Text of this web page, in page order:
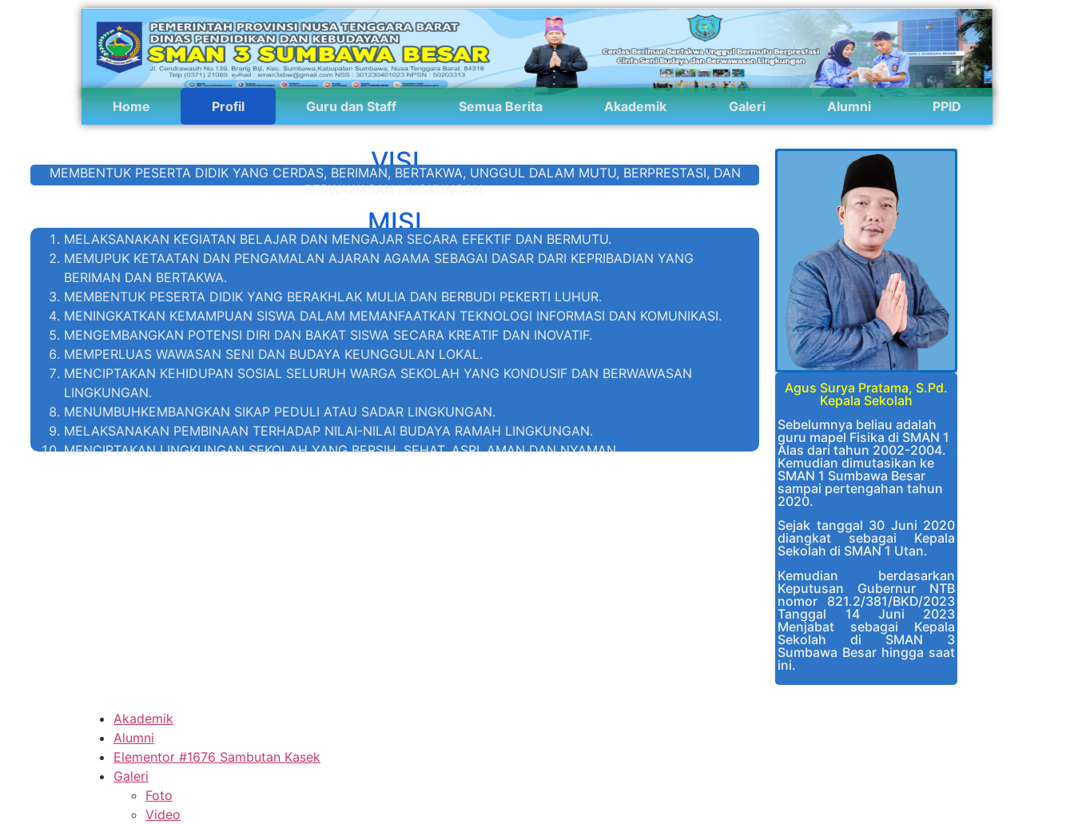
Home Profil Guru dan Staff Semua Berita Akademik Galeri Alumni PPID
Agus Surya Pratama, S.Pd.
Kepala Sekolah
Sebelumnya beliau adalah
guru mapel Fisika di SMAN 1
Alas dari tahun 2002-2004.
Kemudian dimutasikan ke
SMAN 1 Sumbawa Besar
sampai pertengahan tahun
2020.
Sejak tanggal 30 Juni 2020
diangkat sebagai Kepala
Sekolah di SMAN 1 Utan.
Kemudian berdasarkan
Keputusan Gubernur NTB
nomor 821.2/381/BKD/2023
Tanggal 14 Juni 2023
Menjabat sebagai Kepala
Sekolah di SMAN 3
Sumbawa Besar hingga saat
ini.
VISI
MEMBENTUK PESERTA DIDIK YANG CERDAS, BERIMAN, BERTAKWA, UNGGUL DALAM MUTU, BERPRESTASI, DAN
BERWAWASAN LINGKUNGAN.
MISI
MELAKSANAKAN KEGIATAN BELAJAR DAN MENGAJAR SECARA EFEKTIF DAN BERMUTU.
MEMUPUK KETAATAN DAN PENGAMALAN AJARAN AGAMA SEBAGAI DASAR DARI KEPRIBADIAN YANG
BERIMAN DAN BERTAKWA.
MEMBENTUK PESERTA DIDIK YANG BERAKHLAK MULIA DAN BERBUDI PEKERTI LUHUR.
MENINGKATKAN KEMAMPUAN SISWA DALAM MEMANFAATKAN TEKNOLOGI INFORMASI DAN KOMUNIKASI.
MENGEMBANGKAN POTENSI DIRI DAN BAKAT SISWA SECARA KREATIF DAN INOVATIF.
MEMPERLUAS WAWASAN SENI DAN BUDAYA KEUNGGULAN LOKAL.
MENCIPTAKAN KEHIDUPAN SOSIAL SELURUH WARGA SEKOLAH YANG KONDUSIF DAN BERWAWASAN
LINGKUNGAN.
MENUMBUHKEMBANGKAN SIKAP PEDULI ATAU SADAR LINGKUNGAN.
MELAKSANAKAN PEMBINAAN TERHADAP NILAI-NILAI BUDAYA RAMAH LINGKUNGAN.
MENCIPTAKAN LINGKUNGAN SEKOLAH YANG BERSIH, SEHAT, ASRI, AMAN DAN NYAMAN.
Akademik
Alumni
Elementor #1676 Sambutan Kasek
Galeri
Foto
Video